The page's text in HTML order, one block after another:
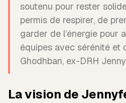
soutenu pour rester
permis de respirer, de
garder de l’énergie pour
équipes avec sérénité et
Ghodhban, ex-DRH
La vision de